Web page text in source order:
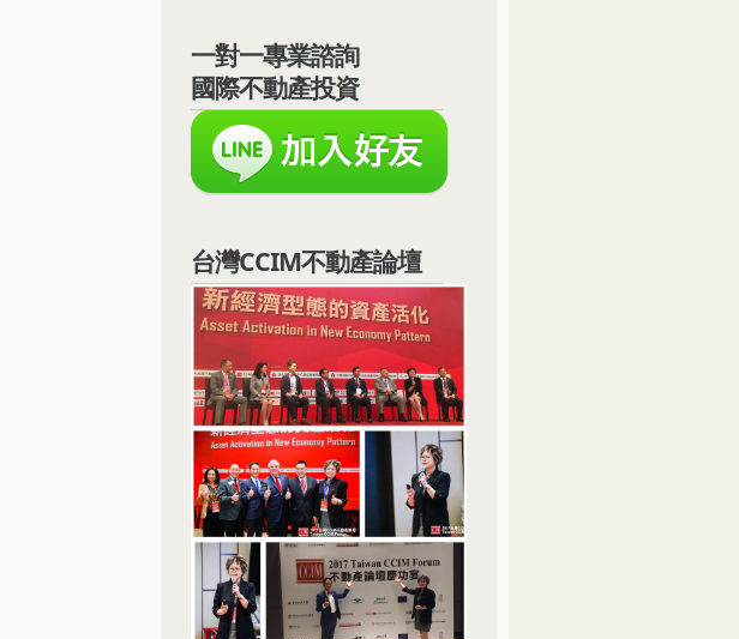
一對一專業諮詢
國際不動產投資
台灣CCIM不動產論壇